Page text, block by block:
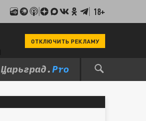
18+
ОТКЛЮЧИТЬ РЕКЛАМУ